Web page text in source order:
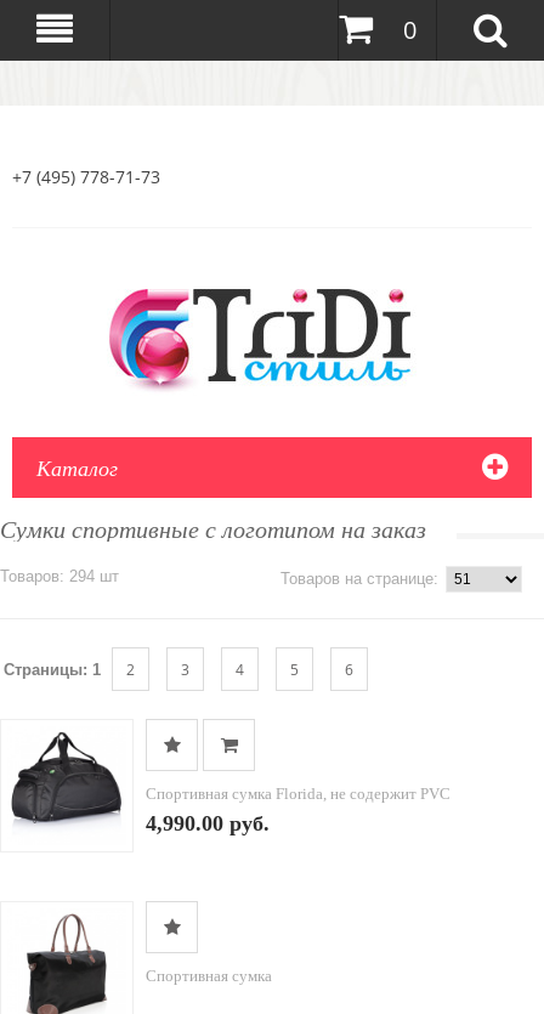
0
+7 (495) 778-71-73
Каталог
Сумки спортивные с логотипом на заказ
Товаров: 294 шт Товаров на странице:
Страницы: 1 2 3 4 5 6
Спортивная сумка Florida, не содержит PVC
4,990.00 руб.
Спортивная сумка